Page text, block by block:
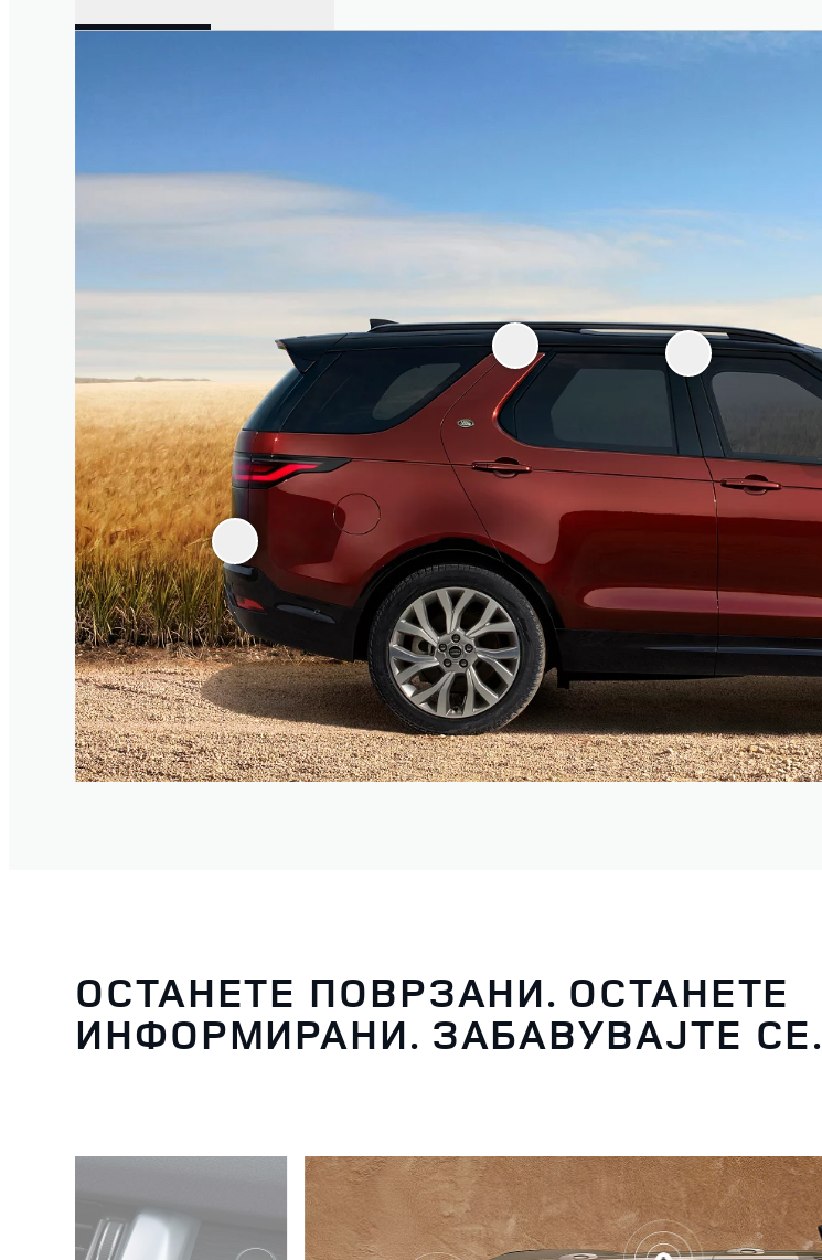
ОСТАНЕТЕ ПОВРЗАНИ. ОСТАНЕТЕ
ИНФОРМИРАНИ. ЗАБАВУВАЈТЕ СЕ.